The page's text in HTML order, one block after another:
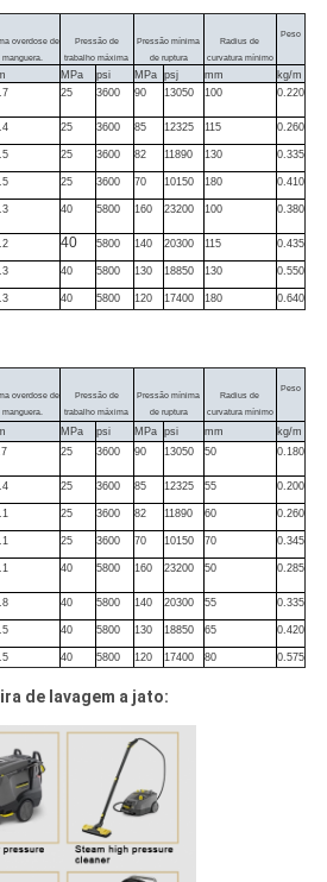
overdose de
manguera.
Pressão de
trabalho máxima
Pressão mínima
de ruptura
Radius de
curvatura mínimo
Peso
MPa psi MPa psj mm
kg/m
25 3600 90 13050 100 0.220
25 3600 85 12325 115 0.260
25 3600 82 11890 130 0.335
25 3600 70 10150 180 0.410
40 5800 160 23200 100 0.380
40 5800 140 20300 115 0.435
40 5800 130 18850 130 0.550
40 5800 120 17400 180 0.640
overdose de
manguera.
Pressão de
trabalho máxima
Pressão mínima
de ruptura
Radius de
curvatura mínimo
Peso
MPa psi MPa psi mm
kg/m
25 3600 90 13050 50 0.180
25 3600 85 12325 55 0.200
25 3600 82 11890 60 0.260
25 3600 70 10150 70 0.345
40 5800 160 23200 50 0.285
40 5800 140 20300 55 0.335
40 5800 130 18850 65 0.420
40 5800 120 17400 80 0.575
de lavagem a jato: